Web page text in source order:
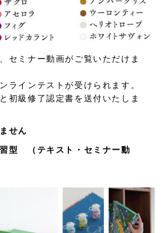
セミナー動画がご覧いただけま
ラインテストが受けられます。
初級修了認定書を送付いたしま
せん
型 （テキスト・セミナー動